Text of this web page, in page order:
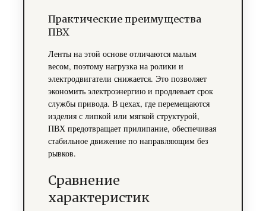
Практические преимущества
ПВХ
Ленты на этой основе отличаются малым
весом, поэтому нагрузка на ролики и
электродвигатели снижается. Это позволяет
экономить электроэнергию и продлевает срок
службы привода. В цехах, где перемещаются
изделия с липкой или мягкой структурой,
ПВХ предотвращает прилипание, обеспечивая
стабильное движение по направляющим без
рывков.
Сравнение
характеристик